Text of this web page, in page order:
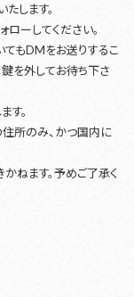
します。
ーしてください。
もDMをお送りするこ
を外してお待ち下さ
す。
所のみ、かつ国内に
ねます。予めご了承く